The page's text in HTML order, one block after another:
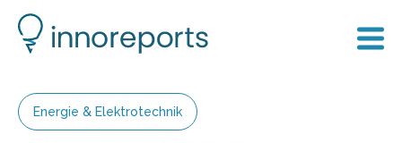
Energie & Elektrotechnik